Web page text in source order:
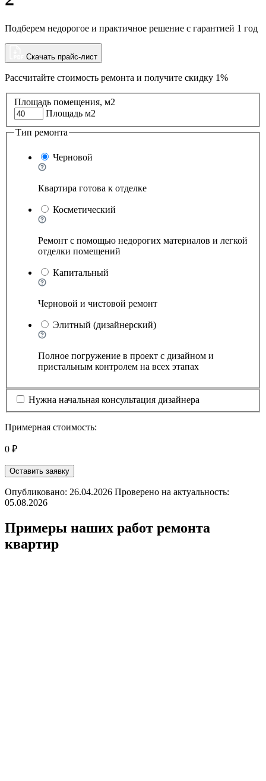
Подберем недорогое и практичное решение с гарантией 1 год
Скачать прайс-лист
Рассчитайте стоимость ремонта и получите скидку 1%
Площадь помещения, м2
Площадь м2
Тип ремонта
Черновой
Квартира готова к отделке
Косметический
Ремонт с помощью недорогих материалов и легкой
отделки помещений
Капитальный
Черновой и чистовой ремонт
Элитный (дизайнерский)
Полное погружение в проект с дизайном и
пристальным контролем на всех этапах
Нужна начальная консультация дизайнера
Примерная стоимость:
0 ₽
Оставить заявку
Опубликовано: 26.04.2026 Проверено на актуальность:
05.08.2026
Примеры наших работ ремонта
квартир